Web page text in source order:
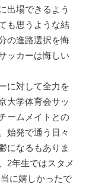
出場できるよう
も思うような結
の進路選択を悔
ッカーは悔しい
に対して全力を
大学体育会サッ
ームメイトとの
始発で通う日々
になるもありま
2年生ではスタメ
に嬉しかったで